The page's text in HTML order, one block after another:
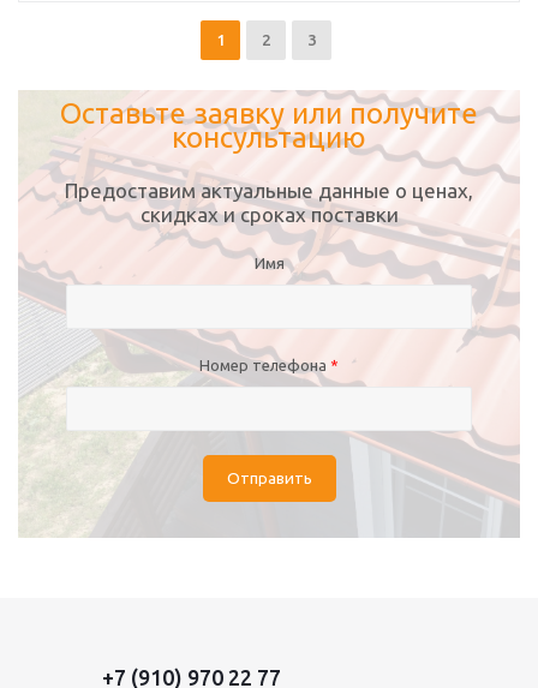
1 2 3
Оставьте заявку или получите
консультацию
Предоставим актуальные данные о ценах,
скидках и сроках поставки
Имя
Номер телефона *
Отправить
+7 (910) 970 22 77